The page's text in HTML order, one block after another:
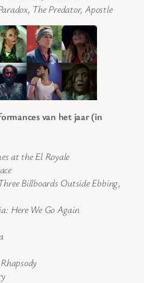
The Predator, Apostle
van het jaar (in
at the El Royale
Billboards Outside Ebbing,
Here We Go Again